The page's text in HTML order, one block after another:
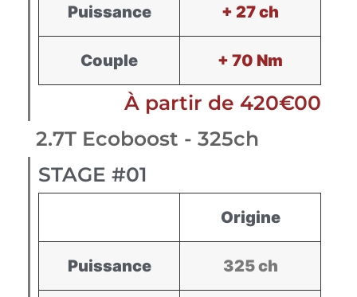
Puissance + 27 ch
Couple + 70 Nm
À partir de 420€00
2.7T Ecoboost - 325ch
STAGE #01
Origine
Puissance 325 ch